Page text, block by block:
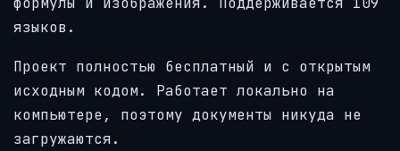
языков.
Проект полностью бесплатный и с открытым
исходным кодом. Работает локально на
компьютере, поэтому документы никуда не
загружаются.